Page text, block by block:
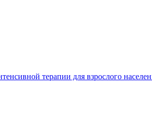
терапии для взрослого